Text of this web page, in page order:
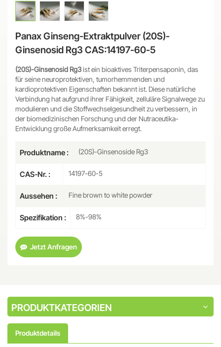
Panax Ginseng-Extraktpulver (20S)-
Ginsenosid Rg3 CAS:14197-60-5
(20S)-Ginsenosid Rg3ist ein bioaktives Triterpensaponin, das
für seine neuroprotektiven, tumorhemmenden und
kardioprotektiven Eigenschaften bekannt ist. Diese natürliche
Verbindung hat aufgrund ihrer Fähigkeit, zelluläre Signalwege zu
modulieren und die Stoffwechselgesundheit zu verbessern, in
der biomedizinischen Forschung und der Nutraceutika-
Entwicklung große Aufmerksamkeit erregt.
Produktname : (20S)-Ginsenoside Rg3
CAS-Nr. : 14197-60-5
Aussehen : Fine brown to white powder
Spezifikation : 8%-98%
Jetzt Anfragen
PRODUKTKATEGORIEN
Produktdetails